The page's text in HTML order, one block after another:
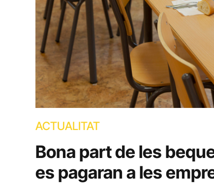
ACTUALITAT
Bona part de les
es pagaran a les